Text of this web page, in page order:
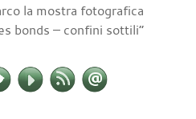
la mostra fotografica
bonds – confini sottili”